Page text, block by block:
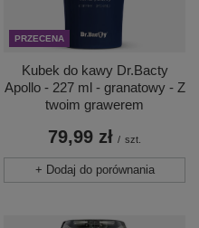
PRZECENA
Kubek do kawy Dr.Bacty
Apollo - 227 ml - granatowy - Z
twoim grawerem
79,99 zł / szt.
+ Dodaj do porównania